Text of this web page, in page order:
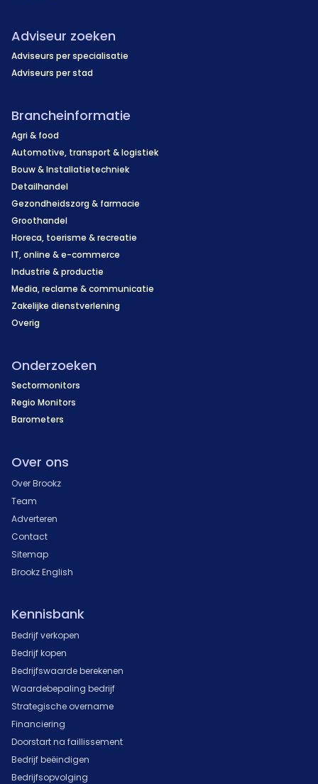
Adviseur zoeken
Adviseurs per specialisatie
Adviseurs per stad
Brancheinformatie
Agri & food
Automotive, transport & logistiek
Bouw & Installatietechniek
Detailhandel
Gezondheidszorg & farmacie
Groothandel
Horeca, toerisme & recreatie
IT, online & e-commerce
Industrie & productie
Media, reclame & communicatie
Zakelijke dienstverlening
Overig
Onderzoeken
Sectormonitors
Regio Monitors
Barometers
Over ons
Over Brookz
Team
Adverteren
Contact
Sitemap
Brookz English
Kennisbank
Bedrijf verkopen
Bedrijf kopen
Bedrijfswaarde berekenen
Waardebepaling bedrijf
Strategische overname
Financiering
Doorstart na faillissement
Bedrijf beëindigen
Bedrijfsopvolging